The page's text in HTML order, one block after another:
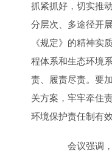
抓紧抓好，切实推
分层次、多途径开
《规定》的精神实
程体系和生态环境
责、履责尽责。要
关方案，牢牢牵住
环境保护责任制有效
会议强调，